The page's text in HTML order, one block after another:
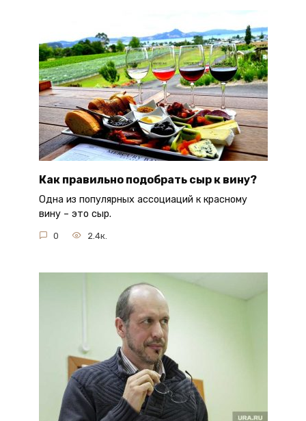
Как правильно подобрать сыр к вину?
Одна из популярных ассоциаций к красному
вину – это сыр.
0 2.4к.